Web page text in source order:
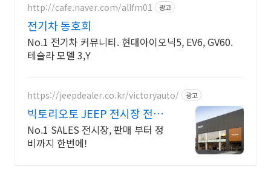
http://cafe.naver.com/allfm01 광고
전기차 동호회
No.1 전기차 커뮤니티. 현대아이오닉5, EV6, GV60.
테슬라 모델 3,Y
https://jeepdealer.co.kr/victoryauto/ 광고
빅토리오토 JEEP 전시장 전차
종 시승가능,친절한 상담
No.1 SALES 전시장, 판매 부터 정
비까지 한번에!